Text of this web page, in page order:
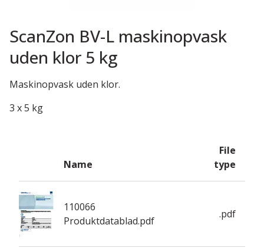
ScanZon BV-L maskinopvask
uden klor 5 kg
Maskinopvask uden klor.
3 x 5 kg
Name
File
type
110066
Produktdatablad.pdf
.pdf